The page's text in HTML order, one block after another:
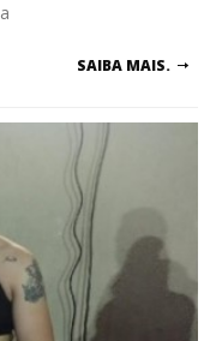
SAIBA MAIS.